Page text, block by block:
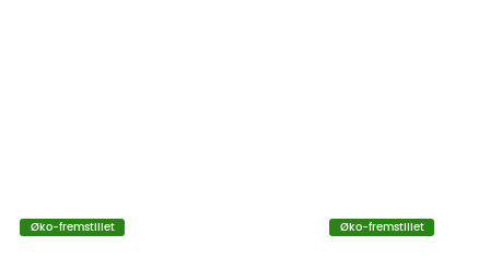
Øko-fremstillet Øko-fremstillet